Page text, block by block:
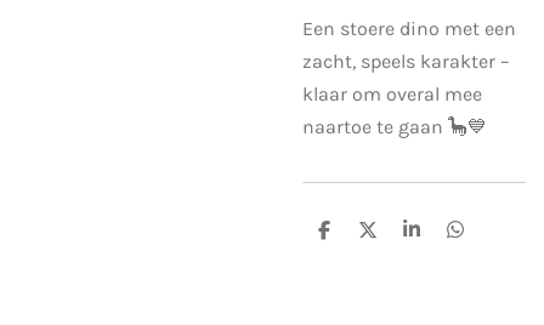
Een stoere dino met een
zacht, speels karakter –
klaar om overal mee
naartoe te gaan 🦕💙
D
D
S
D